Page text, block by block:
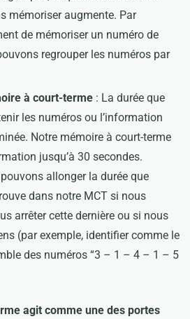
mémoriser augmente. Par
de mémoriser un numéro de
regrouper les numéros par
à court-terme : La durée que
les numéros ou l’information
Notre mémoire à court-terme
jusqu’à 30 secondes.
allonger la durée que
dans notre MCT si nous
arrêter cette dernière ou si nous
(par exemple, identifier comme le
des numéros “3 – 1 – 4 – 1 – 5
agit comme une des portes